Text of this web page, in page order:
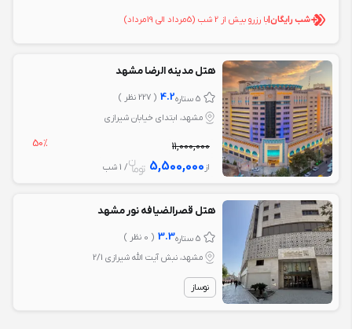
شب رایگان|با رزرو بیش از 2 شب (5مرداد‌ الی 19مرداد‌)
هتل مدینه الرضا مشهد
5 ستاره 4.2 ( 227 نظر )
مشهد، ابتدای خیابان شیرازی
11,000,000
50%
از 5,500,000 / 1 شب
هتل قصرالضیافه نور مشهد
5 ستاره 3.3 ( 0 نظر )
مشهد، نبش آیت الله شیرازی 2/1
نوساز